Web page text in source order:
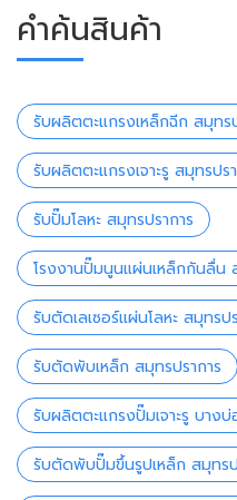
คำค้นสินค้า
รับผลิตตะแกรงเหล็กฉีก สมุทร
รับผลิตตะแกรงเจาะรู สมุทรปร
รับปั๊มโลหะ สมุทรปราการ
โรงงานปั๊มนูนแผ่นเหล็กกันลื่น
รับตัดเลเซอร์แผ่นโลหะ สมุทรป
รับตัดพับเหล็ก สมุทรปราการ
รับผลิตตะแกรงปั๊มเจาะรู บางบ่
รับตัดพับปั๊มขึ้นรูปเหล็ก สมุทรป